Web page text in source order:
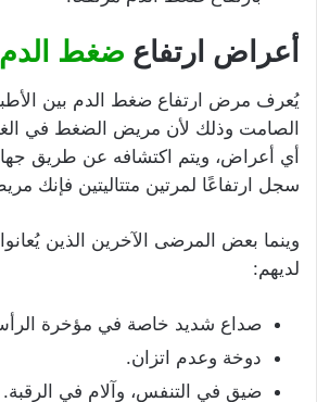
أعراض ارتفاع ضغط الدم
يُعرف مرض ارتفاع ضغط الدم بين
الصامت وذلك لأن مريض الضغط في
أي أعراض، ويتم اكتشافه عن طريق
سجل ارتفاعًا لمرتين متتاليتين فإنك
وينما بعض المرضى الآخرين الذين
لديهم:
صداع شديد خاصة في مؤخرة
دوخة وعدم اتزان.
ضيق في التنفس، وآلام في الرقبة.